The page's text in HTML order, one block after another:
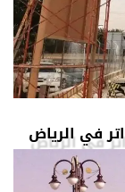
في الرياض